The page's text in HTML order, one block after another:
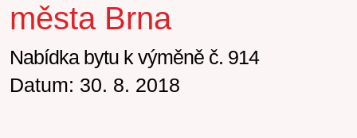
města Brna
Nabídka bytu k výměně č. 914
Datum: 30. 8. 2018